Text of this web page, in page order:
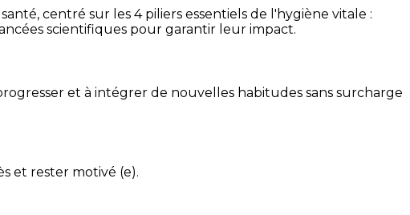
centré sur les 4 piliers essentiels de l'hygiène vitale :
scientifiques pour garantir leur impact.
et à intégrer de nouvelles habitudes sans surcharge
et rester motivé (e).